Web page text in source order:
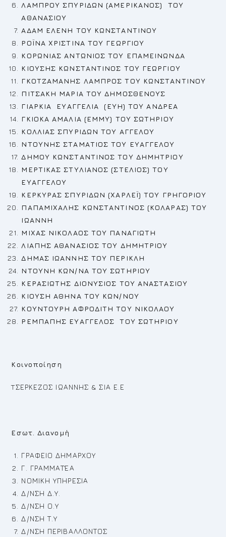
ΛΑΜΠΡΟΥ ΣΠΥΡΙΔΩΝ (ΑΜΕΡΙΚΑΝΟΣ) ΤΟΥ
ΑΘΑΝΑΣΙΟΥ
ΑΔΑΜ ΕΛΕΝΗ ΤΟΥ ΚΩΝΣΤΑΝΤΙΝΟΥ
ΡΟΪΝΑ ΧΡΙΣΤΙΝΑ ΤΟΥ ΓΕΩΡΓΙΟΥ
ΚΟΡΩΝΙΑΣ ΑΝΤΩΝΙΟΣΤΟΥ ΕΠΑΜΕΙΝΩΝΔΑ
ΚΙΟΥΣΗΣ ΚΩΝΣΤΑΝΤΙΝΟΣ ΤΟΥ ΓΕΩΡΓΙΟΥ
ΓΚΟΤΖΑΜΑΝΗΣ ΛΑΜΠΡΟΣ ΤΟΥ ΚΩΝΣΤΑΝΤΙΝΟΥ
ΠΙΤΣΑΚΗ ΜΑΡΙΑ ΤΟΥ ΔΗΜΟΣΘΕΝΟΥΣ
ΓΙΑΡΚΙΑ ΕΥΑΓΓΕΛΙΑ (ΕΥΗ) ΤΟΥ ΑΝΔΡΕΑ
ΓΚΙΟΚΑ ΑΜΑΛΙΑ (ΕΜΜΥ) ΤΟΥ ΣΩΤΗΡΙΟΥ
ΚΟΛΛΙΑΣ ΣΠΥΡΙΔΩΝ ΤΟΥ ΑΓΓΕΛΟΥ
ΝΤΟΥΝΗΣ ΣΤΑΜΑΤΙΟΣ ΤΟΥ ΕΥΑΓΓΕΛΟΥ
ΔΗΜΟΥ ΚΩΝΣΤΑΝΤΙΝΟΣ ΤΟΥ ΔΗΜΗΤΡΙΟΥ
ΜΕΡΤΙΚΑΣ ΣΤΥΛΙΑΝΟΣ (ΣΤΕΛΙΟΣ) ΤΟΥ
ΕΥΑΓΓΕΛΟΥ
ΚΕΡΚΥΡΑΣ ΣΠΥΡΙΔΩΝ (ΧΑΡΛΕΪ) ΤΟΥ ΓΡΗΓΟΡΙΟΥ
ΠΑΠΑΜΙΧΑΛΗΣ ΚΩΝΣΤΑΝΤΙΝΟΣ (ΚΟΛΑΡΑΣ) ΤΟΥ
ΙΩΑΝΝΗ
ΜΙΧΑΣ ΝΙΚΟΛΑΟΣ ΤΟΥ ΠΑΝΑΓΙΩΤΗ
ΛΙΑΠΗΣ ΑΘΑΝ AΣΙΟΣ ΤΟΥ ΔΗΜΗΤΡΙΟΥ
ΔΗΜΑΣ ΙΩΑΝΝΗΣ ΤΟΥ ΠΕΡΙΚΛΗ
NΤΟΥΝΗ ΚΩΝ/ΝΑ ΤΟΥ ΣΩΤΗΡΙΟΥ
ΚΕΡΑΣΙΩΤΗΣ ΔΙΟΝΥΣΙΟΣ ΤΟΥ ΑΝΑΣΤΑΣΙΟΥ
ΚΙΟΥΣΗ ΑΘΗΝΑ ΤΟΥ ΚΩΝ/ΝΟΥ
ΚΟΥΝΤΟΥΡΗ ΑΦΡΟΔΙΤΗ ΤΟΥ ΝΙΚΟΛΑΟΥ
ΡΕΜΠΑΠΗΣ ΕΥΑΓΓΕΛΟΣ ΤΟΥ ΣΩΤΗΡΙΟΥ
Κοινοποίηση
TΣΕΡΚΕΖΟΣ ΙΩΑΝΝΗΣ & ΣΙΑ Ε.Ε
Εσωτ. Διανομή
ΓΡΑΦΕΙΟ ΔΗΜΑΡΧΟΥ
Γ. ΓΡΑΜΜΑΤΈΑ
ΝΟΜΙΚΗ ΥΠΗΡΕΣΙΑ
Δ/ΝΣΗ Δ.Υ.
Δ/ΝΣΗ Ο.Υ
Δ/ΝΣΗ Τ.Υ
Δ/ΝΣΗ ΠΕΡΙΒΑΛΛΟΝΤΟΣ